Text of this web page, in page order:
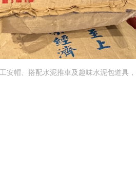
安帽、搭配水泥推車及趣味水泥包道具